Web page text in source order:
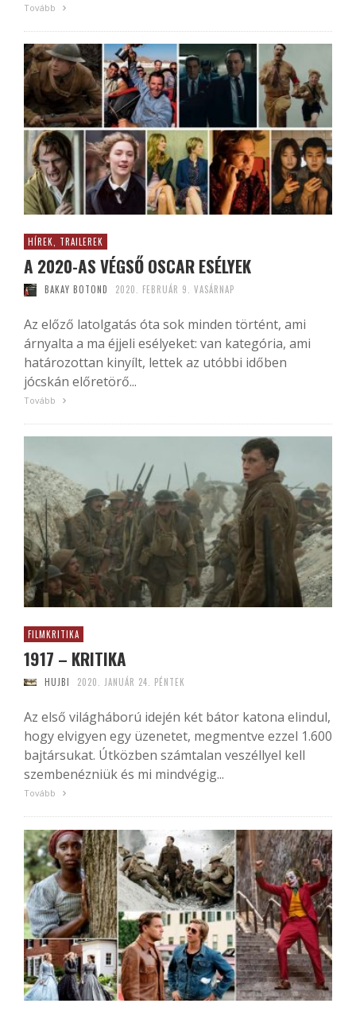
Tovább
HÍREK, TRAILEREK
A 2020-AS VÉGSŐ OSCAR ESÉLYEK
BAKAY BOTOND 2020. FEBRUÁR 9. VASÁRNAP
Az előző latolgatás óta sok minden történt, ami
árnyalta a ma éjjeli esélyeket: van kategória, ami
határozottan kinyílt, lettek az utóbbi időben
jócskán előretörő...
Tovább
FILMKRITIKA
1917 – KRITIKA
HUJBI 2020. JANUÁR 24. PÉNTEK
Az első világháború idején két bátor katona elindul,
hogy elvigyen egy üzenetet, megmentve ezzel 1.600
bajtársukat. Útközben számtalan veszéllyel kell
szembenézniük és mi mindvégig...
Tovább